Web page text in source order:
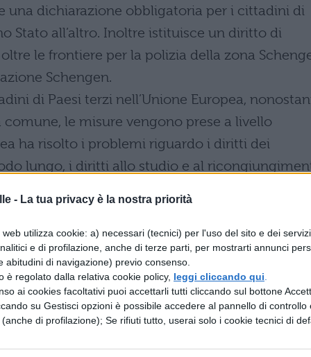
- La tua privacy è la nostra priorità
utilizza cookie: a) necessari (tecnici) per l'uso del sito e dei
e di profilazione, anche di terze parti, per mostrarti annunci
abitudini di navigazione) previo consenso.
è regolato dalla relativa cookie policy, leggi cliccando qui
ai cookies facoltativi puoi accettarli tutti cliccando sul bottone
su Gestisci opzioni è possibile accedere al pannello di controllo
di profilazione); Se rifiuti tutto, userai solo i cookie tecnici di
una dichiarazione obbligatoria per i cittadini di
Stato all’altro. Inoltre istituisce un diritto di
le frontiere per la polizia della zona
Schengen.
di Paesi terzi nell’Unione Europea,
le misure vengono prese a livello
ha risolto i problemi riguardo i diritti dei
lungo, i diritti allo studio e al
illegale. Molte altre problematiche sono
sostanzialmente sulla selezione degli
illegale e l’integrazione di questa gente
complesso però, e molto spesso le
ricadono sulle persone più deboli.
illegale, l’Agenzia europea
svariate operazioni posizionando pattuglie